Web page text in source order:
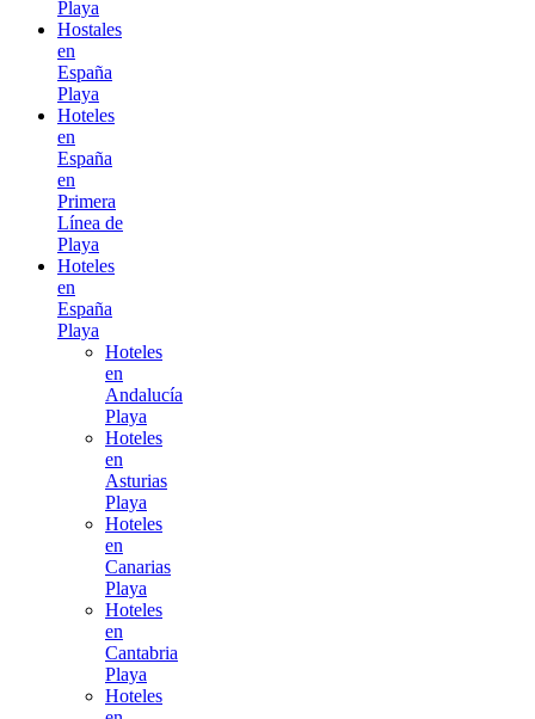
Playa
Hostales
en
España
Playa
Hoteles
en
España
en
Primera
Línea de
Playa
Hoteles
en
España
Playa
Hoteles
en
Andalucía
Playa
Hoteles
en
Asturias
Playa
Hoteles
en
Canarias
Playa
Hoteles
en
Cantabria
Playa
Hoteles